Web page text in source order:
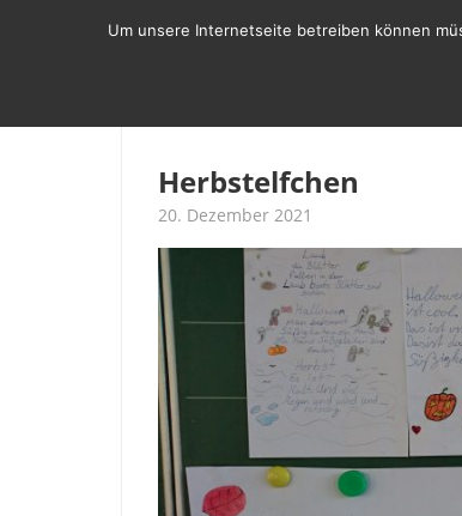
Herbstelfchen
20. Dezember 2021
Um unsere Internetseite betreiben können